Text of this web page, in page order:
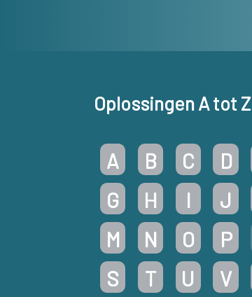
Oplossingen A tot Z
A B C D
G
H I J
M
N O P
S
T U V